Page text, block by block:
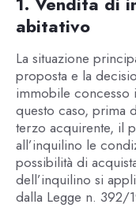
abitativo
La situazione
proposta e la
immobile concesso
questo caso, prima
terzo acquirente, il
all’inquilino le
possibilità di
dell’inquilino si
dalla Legge n. 392/